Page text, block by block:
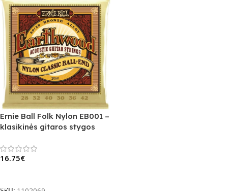
Ernie Ball Folk Nylon EB001 –
klasikinės gitaros stygos
16.75€